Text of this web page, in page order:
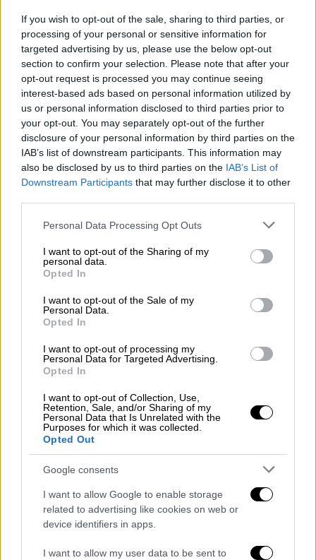
If you wish to opt-out of the sale, sharing to third parties, or
processing of your personal or sensitive information for
targeted advertising by us, please use the below opt-out
section to confirm your selection. Please note that after your
opt-out request is processed you may continue seeing
interest-based ads based on personal information utilized by
us or personal information disclosed to third parties prior to
your opt-out. You may separately opt-out of the further
disclosure of your personal information by third parties on the
IAB’s list of downstream participants. This information may
also be disclosed by us to third parties on the IAB’s List of
Downstream Participants that may further disclose it to other
Please note that this website/app uses one or more Google
not limited to your visit or usage behaviour. You may click to
grant or deny consent to Google and its third-party tags to
use your data for below specified purposes in below Google
consent section.
Personal Data Processing Opt Outs
I want to opt-out of the Sharing of my
personal data.
Opted In
I want to opt-out of the Sale of my
Personal Data.
Opted In
I want to opt-out of processing my
Personal Data for Targeted Advertising.
Opted In
I want to opt-out of Collection, Use,
Retention, Sale, and/or Sharing of my
Personal Data that Is Unrelated with the
Purposes for which it was collected.
Opted Out
Google consents
I want to allow Google to enable storage
related to advertising like cookies on web or
device identifiers in apps.
I want to allow my user data to be sent to
αναφέρθηκε σε μια σειρά από θέματα της
επικαιρότητας
Πολιτική|11.11.2024 14:31
Ζαχαριάδης: «Το κόμμα Κασσελάκη θα
Αιχμές κατά του έκπτωτου πρόεδρου άφησε
ο Κώστας Ζαχαριάδης